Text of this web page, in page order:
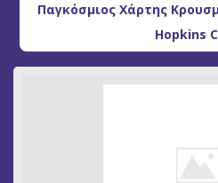
Παγκόσμιος Χάρτης
Hopkins